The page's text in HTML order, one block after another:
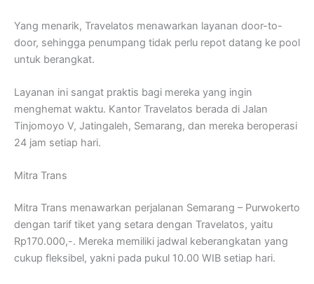
Yang menarik, Travelatos menawarkan layanan door-to-
door, sehingga penumpang tidak perlu repot datang ke pool
untuk berangkat.
Layanan ini sangat praktis bagi mereka yang ingin
menghemat waktu. Kantor Travelatos berada di Jalan
Tinjomoyo V, Jatingaleh, Semarang, dan mereka beroperasi
24 jam setiap hari.
Mitra Trans
Mitra Trans menawarkan perjalanan Semarang – Purwokerto
dengan tarif tiket yang setara dengan Travelatos, yaitu
Rp170.000,-. Mereka memiliki jadwal keberangkatan yang
cukup fleksibel, yakni pada pukul 10.00 WIB setiap hari.